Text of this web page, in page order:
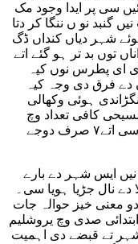
سی پر ایدا وجود مک
مک گیا) رب نیں گنبد نو ں ننگا کر دتا
شہر دیاں کنداں ڈگ
توں بد تر ہو گئے اتے
ای پطرس نوں کیہ
دے فرق دی وجہ کیہ
ہوئی وکھالی
کافی تعداد وچ
ب،بونڈ دسویں صدی وچ یروشلیم دا آبائی سی اتے۷ صرف دوجے
ایس شہر دے بارے
دے نال جڑیا ہویا سی۔
معنی خیز حوالہ جات
صدی وچ یروشلیم
تے قبضے دی اہمیت